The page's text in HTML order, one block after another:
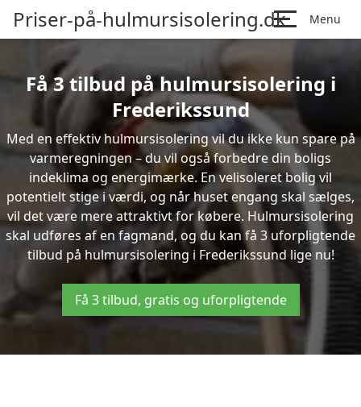
Priser-på-hulmursisolering.dk Menu
Få 3 tilbud på hulmursisolering i
Frederikssund
Med en effektiv hulmursisolering vil du ikke kun spare på
varmeregningen – du vil også forbedre din boligs
indeklima og energimærke. En velisoleret bolig vil
potentielt stige i værdi, og når huset engang skal sælges,
vil det være mere attraktivt for købere. Hulmursisolering
skal udføres af en fagmand, og du kan få 3 uforpligtende
tilbud på hulmursisolering i Frederikssund lige nu!
Få 3 tilbud, gratis og uforpligtende